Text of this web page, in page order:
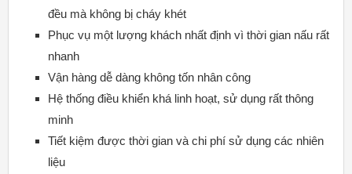
đều mà không bị cháy khét
Phục vụ một lượng khách nhất định vì thời gian nấu rất
nhanh
Vận hàng dễ dàng không tốn nhân công
Hệ thống điều khiển khá linh hoạt, sử dụng rất thông
minh
Tiết kiệm được thời gian và chi phí sử dụng các nhiên
liệu